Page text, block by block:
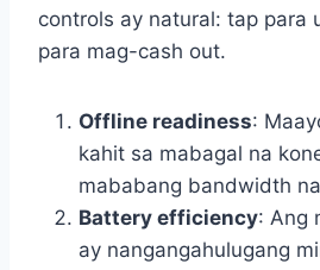
controls ay natural: tap para
para mag-cash out.
Offline readiness:
kahit sa mabagal na
mababang bandwidth
Battery efficiency: Ang
ay nangangahulugang